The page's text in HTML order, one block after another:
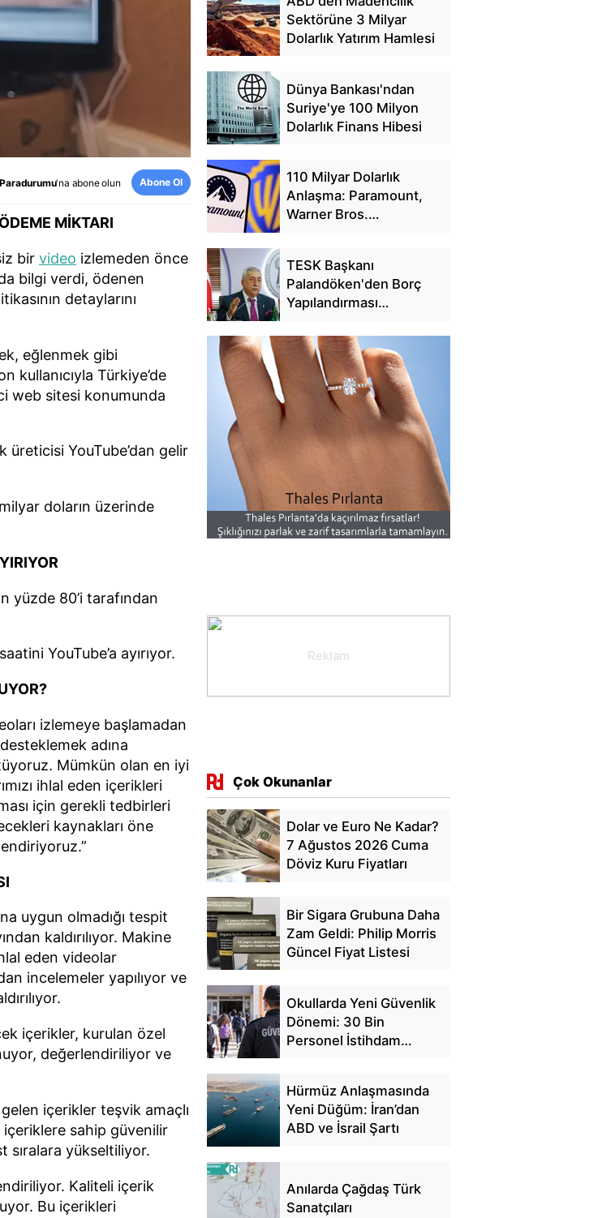
Paradurumu'na abone olun Abone Ol
MİKTARI
bir video izlemeden önce
bilgi verdi, ödenen
detaylarını
eğlenmek gibi
kullanıcıyla Türkiye’de
web sitesi konumunda
YouTube’dan gelir
doların üzerinde
yüzde 80’i tarafından
YouTube’a ayırıyor.
izlemeye başlamadan
adına
Mümkün olan en iyi
ihlal eden içerikleri
için gerekli tedbirleri
kaynakları öne
uygun olmadığı tespit
kaldırılıyor. Makine
eden videolar
incelemeler yapılıyor ve
içerikler, kurulan özel
değerlendiriliyor ve
içerikler teşvik amaçlı
içeriklere sahip güvenilir
sıralara yükseltiliyor.
Kaliteli içerik
Bu içerikleri
Sektörüne 3 Milyar
Dolarlık Yatırım Hamlesi
Dünya Bankası'ndan
Suriye'ye 100 Milyon
Dolarlık Finans Hibesi
110 Milyar Dolarlık
Anlaşma: Paramount,
Warner Bros.
TESK Başkanı
Palandöken'den Borç
Yapılandırması
228 Bin Başvuru
Çok Okunanlar
Dolar ve Euro Ne Kadar?
7 Ağustos 2026 Cuma
Döviz Kuru Fiyatları
Bir Sigara Grubuna Daha
Zam Geldi: Philip Morris
Güncel Fiyat Listesi
Okullarda Yeni Güvenlik
Dönemi: 30 Bin
Personel İstihdam
Hürmüz Anlaşmasında
Yeni Düğüm: İran’dan
ABD ve İsrail Şartı
Anılarda Çağdaş Türk
Sanatçıları